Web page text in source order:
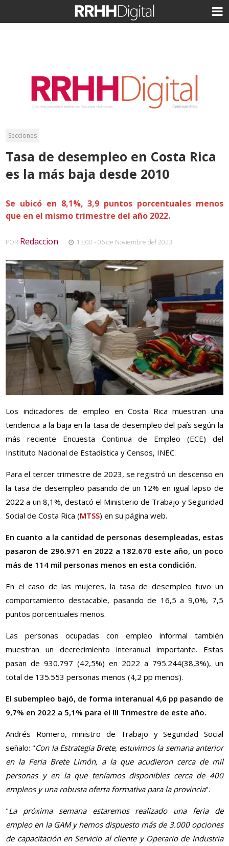
Secciones
Tasa de desempleo en Costa Rica
es la más baja desde 2010
Se ubicó en 8,1%, 3,9 puntos porcentuales menos
que en el mismo trimestre del año 2022.
POR Redaccion, 13:00 - 06 de Noviembre del 2023
Los indicadores de empleo en Costa Rica muestran una
tendencia a la baja en la tasa de desempleo del país según la
más reciente Encuesta Continua de Empleo (ECE) del
Instituto Nacional de Estadística y Censos, INEC.
Para el tercer trimestre de 2023, se registró un descenso en
la tasa de desempleo pasando de un 12% en igual lapso de
2022 a un 8,1%, destacó el Ministerio de Trabajo y Seguridad
Social de Costa Rica (MTSS) en su página web.
En cuanto a la cantidad de personas desempleadas, estas
pasaron de 296.971 en 2022 a 182.670 este año, un poco
más de 114 mil personas menos en esta condición.
En el caso de las mujeres, la tasa de desempleo tuvo un
comportamiento destacable, pasando de 16,5 a 9,0%, 7,5
puntos porcentuales menos.
Las personas ocupadas con empleo informal también
muestran un decrecimiento interanual importante. Estas
pasan de 930.797 (42,5%) en 2022 a 795.244(38,3%), un
total de 135.553 personas menos (4,2 pp menos).
El subempleo bajó, de forma interanual 4,6 pp pasando de
9,7% en 2022 a 5,1% para el III Trimestre de este año.
Andrés Romero, ministro de Trabajo y Seguridad Social
señalo: "Con la Estrategia Brete, estuvimos la semana anterior
en la Feria Brete Limón, a la que acudieron cerca de mil
personas y en la que teníamos disponibles cerca de 400
empleos y una robusta oferta formativa para la provincia".
"La próxima semana estaremos realizado una feria de
empleo en la GAM y hemos dispuesto más de 3.000 opciones
de capacitación en Servicio al cliente y Operario de Industria